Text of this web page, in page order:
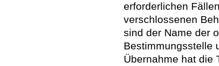
erforderlichen
verschlossenen
sind der Name der
Bestimmungsstelle
Übernahme hat die